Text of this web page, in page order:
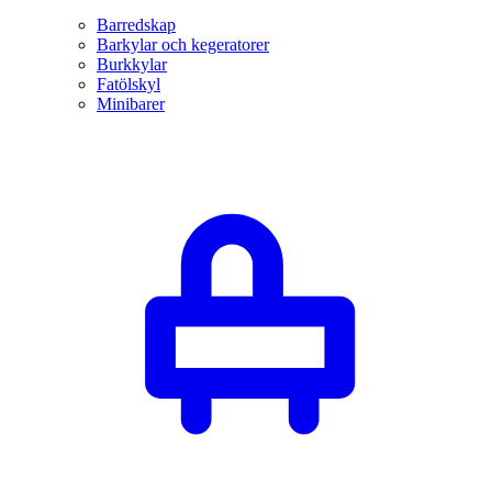
Barredskap
Barkylar och kegeratorer
Burkkylar
Fatölskyl
Minibarer